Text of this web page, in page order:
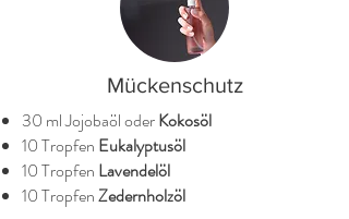
Mückenschutz
30 ml Jojobaöl oderKokosöl
10 Tropfen Eukalyptusöl
10 Tropfen Lavendelöl
10 TropfenZedernholzöl